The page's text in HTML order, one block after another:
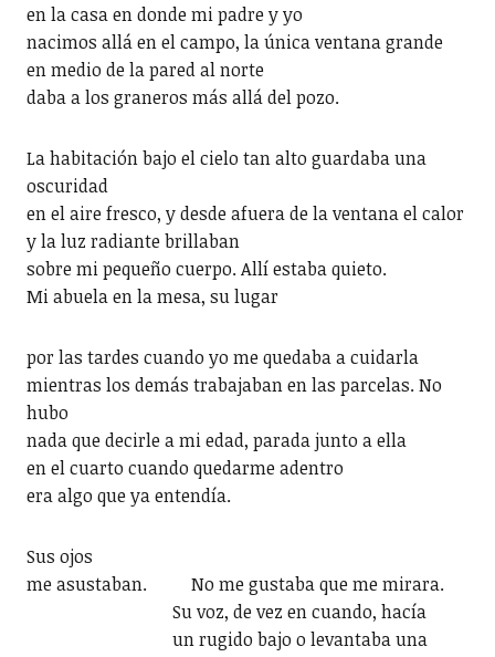
en la casa en donde mi padre y yo
nacimos allá en el campo, la única ventana grande
en medio de la pared al norte
daba a los graneros más allá del pozo.
La habitación bajo el cielo tan alto guardaba una
oscuridad
en el aire fresco, y desde afuera de la ventana el calor
y la luz radiante brillaban
sobre mi pequeño cuerpo. Allí estaba quieto.
Mi abuela en la mesa, su lugar
por las tardes cuando yo me quedaba a cuidarla
mientras los demás trabajaban en las parcelas. No
hubo
nada que decirle a mi edad, parada junto a ella
en el cuarto cuando quedarme adentro
era algo que ya entendía.
Sus ojos
me asustaban. No me gustaba que me mirara.
Su voz, de vez en cuando, hacía
un rugido bajo o levantaba una